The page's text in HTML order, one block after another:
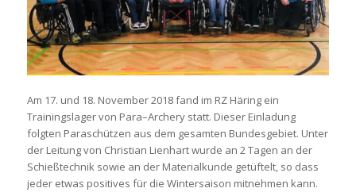
Am 17. und 18. November 2018 fand im RZ Häring ein
Trainingslager von Para–Archery statt. Dieser Einladung
folgten Paraschützen aus dem gesamten Bundesgebiet. Unter
der Leitung von Christian Lienhart wurde an 2 Tagen an der
Schießtechnik sowie an der Materialkunde getüftelt, so dass
jeder etwas positives für die Wintersaison mitnehmen kann.